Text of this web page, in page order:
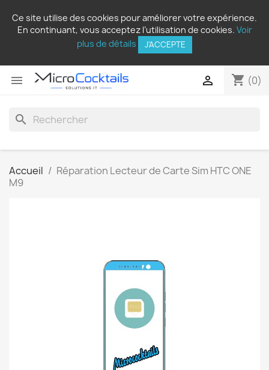
Ce site utilise des cookies pour améliorer votre expérience.
En continuant, vous acceptez l’utilisation de cookies. Voir
plus de détails
J'ACCEPTE
 shopping_cart (0)

search
Accueil
Réparation Lecteur de Carte Sim HTC ONE
M9